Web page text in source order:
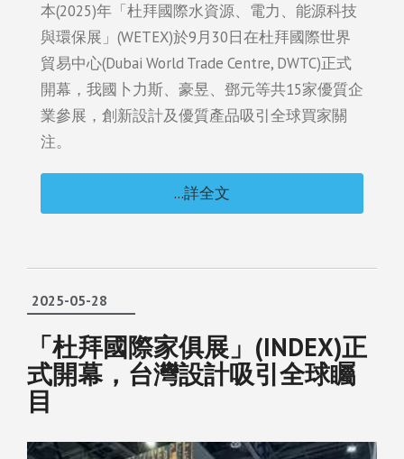
本(2025)年「杜拜國際水資源、電力、能源科技
與環保展」(WETEX)於9月30日在杜拜國際世界
貿易中心(Dubai World Trade Centre, DWTC)正式
開幕，我國卜力斯、豪昱、鄧元等共15家優質企
業參展，創新設計及優質產品吸引全球買家關
注。
...詳全文
2025-05-28
「杜拜國際家俱展」(INDEX)正
式開幕，台灣設計吸引全球矚
目